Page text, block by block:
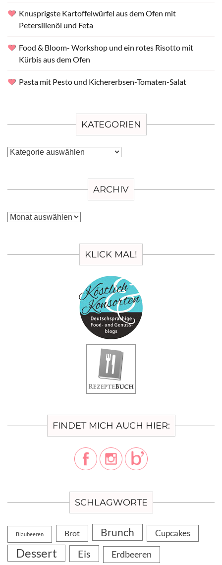
Knusprigste Kartoffelwürfel aus dem Ofen mit
Petersilienöl und Feta
Food & Bloom- Workshop und ein rotes Risotto mit
Kürbis aus dem Ofen
Pasta mit Pesto und Kichererbsen-Tomaten-Salat
KATEGORIEN
Kategorien
ARCHIV
Archiv
KLICK MAL!
FINDET MICH AUCH HIER:
SCHLAGWORTE
Blaubeeren Brot Brunch Cupcakes
Dessert Eis Erdbeeren